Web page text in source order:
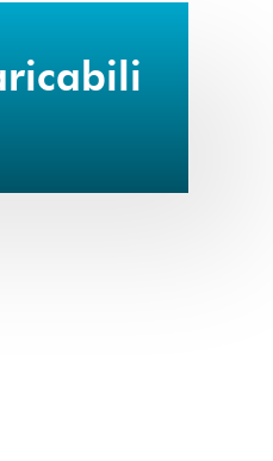
finestra